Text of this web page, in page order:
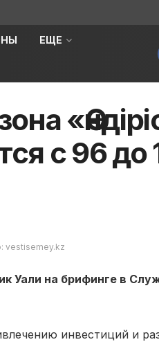
ЕЩЕ
с 96 до
vestisemey.kz
Уали на брифинге в
инвестиций и